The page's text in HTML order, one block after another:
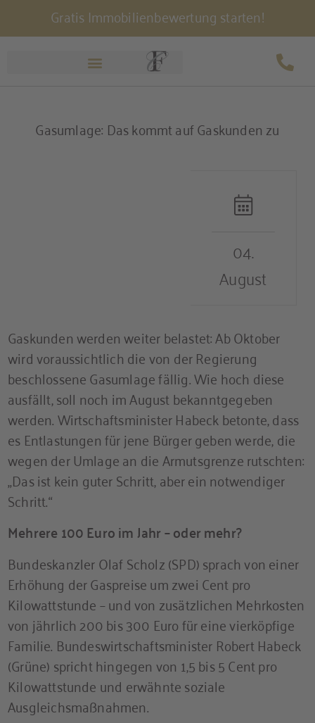
Gratis Immobilienbewertung starten!
Gasumlage: Das kommt auf Gaskunden zu
04.
August
Gaskunden werden weiter belastet: Ab Oktober
wird voraussichtlich die von der Regierung
beschlossene Gasumlage fällig. Wie hoch diese
ausfällt, soll noch im August bekanntgegeben
werden. Wirtschaftsminister Habeck betonte, dass
es Entlastungen für jene Bürger geben werde, die
wegen der Umlage an die Armutsgrenze rutschten:
„Das ist kein guter Schritt, aber ein notwendiger
Schritt.“
Mehrere 100 Euro im Jahr – oder mehr?
Bundeskanzler Olaf Scholz (SPD) sprach von einer
Erhöhung der Gaspreise um zwei Cent pro
Kilowattstunde – und von zusätzlichen Mehrkosten
von jährlich 200 bis 300 Euro für eine vierköpfige
Familie. Bundeswirtschaftsminister Robert Habeck
(Grüne) spricht hingegen von 1,5 bis 5 Cent pro
Kilowattstunde und erwähnte soziale
Ausgleichsmaßnahmen.